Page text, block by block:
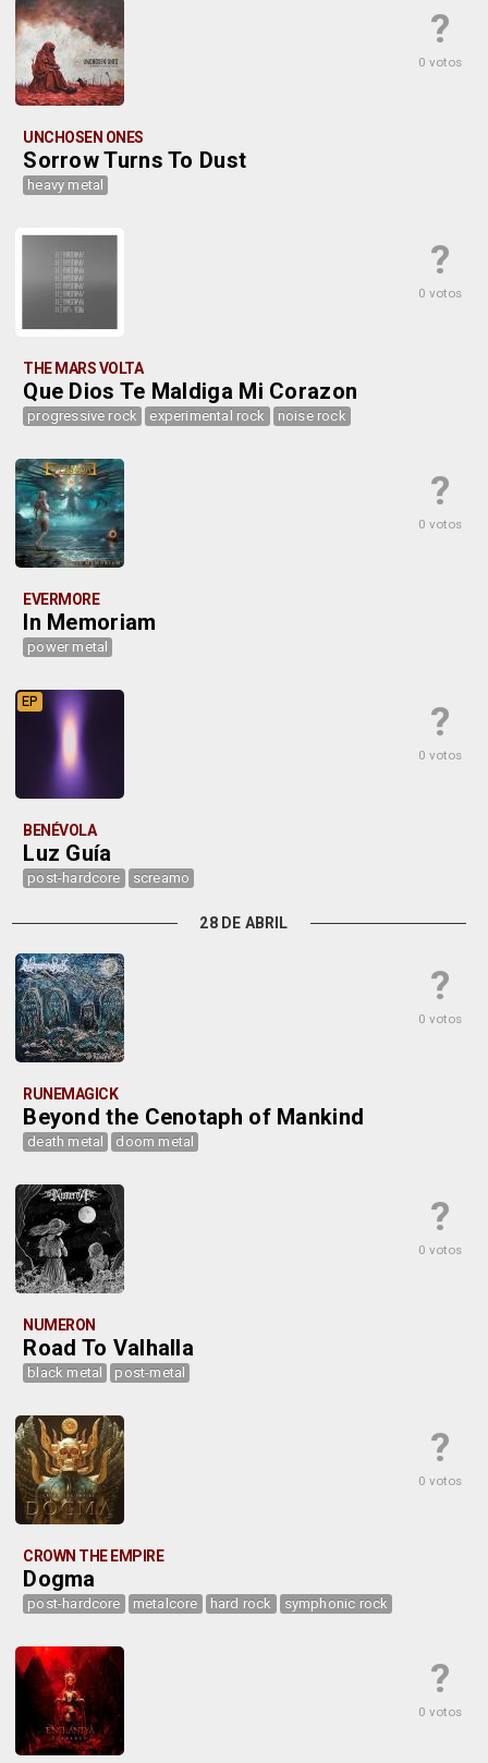
?
0 votos
UNCHOSEN ONES
Sorrow Turns To Dust
heavy metal
?
0 votos
THE MARS VOLTA
Que Dios Te Maldiga Mi Corazon
progressive rock experimental rock noise rock
?
0 votos
EVERMORE
In Memoriam
power metal
?
0 votos
EP
BENÉVOLA
Luz Guía
post-hardcore screamo
28 DE ABRIL
?
0 votos
RUNEMAGICK
Beyond the Cenotaph of Mankind
death metal doom metal
?
0 votos
NUMERON
Road To Valhalla
black metal post-metal
?
0 votos
CROWN THE EMPIRE
Dogma
post-hardcore metalcore hard rock symphonic rock
?
0 votos